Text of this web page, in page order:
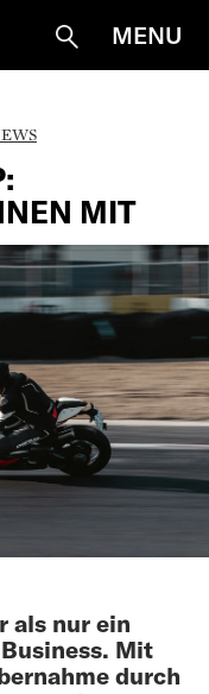
Suche
MENU
MIT
als nur ein
Mit
durch